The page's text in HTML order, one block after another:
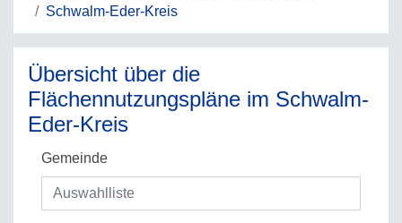
Schwalm-Eder-Kreis
Übersicht über die
Flächennutzungspläne im Schwalm-
Eder-Kreis
Gemeinde